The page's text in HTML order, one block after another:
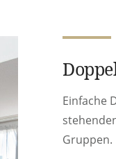
Einfache
Gruppen.